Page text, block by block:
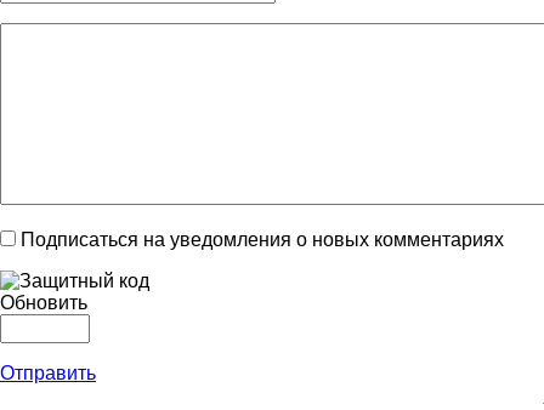
Подписаться на уведомления о новых комментариях
Обновить
Отправить